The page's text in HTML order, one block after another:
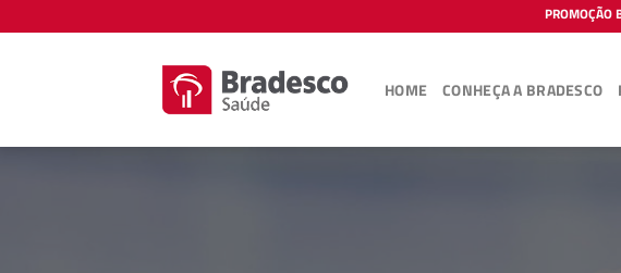
to
PROMOÇÃO
HOME CONHEÇA A BRADESCO